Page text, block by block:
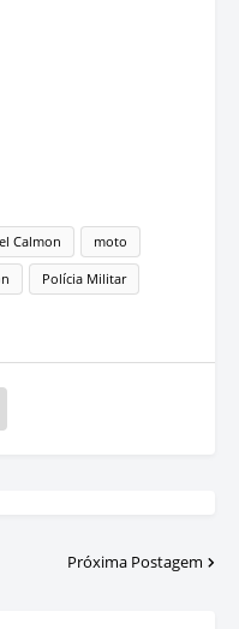
Calmon moto
Polícia Militar
Próxima Postagem